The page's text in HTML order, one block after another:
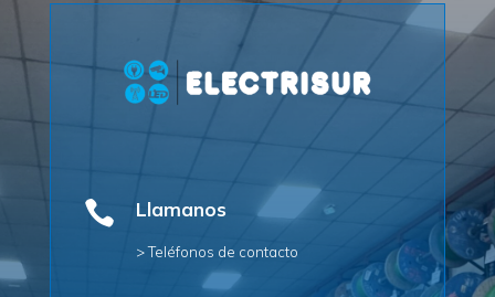
 Llamanos
> Teléfonos de contacto